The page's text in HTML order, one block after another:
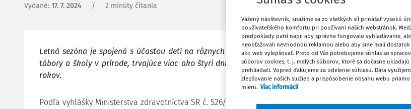
Vydané: 17. 7. 2024 / 2 minúty čítania
Letná sezóna je spojená s účasťou detí na rôznych zotavovacích podujatiach, ako sú letné
tábory a školy v prírode, trvajúce viac ako štyri dni s účasťou minimálne piatich detí do 18
rokov.
Podľa vyhlášky Ministerstva zdravotníctva SR č. 526/2007 Z. z. deti môžu byť prijaté na takéto
Vážený návštevník, snažíme sa zo všetkých síl prinášať vysokú
používateľského komfortu pri používaní našich webstránok.
predpoklady patrí napr. aby správne fungovalo vyhľadávanie,
neobťažovali nevhodnou reklamou alebo aby sme mali
ako web vylepšovať. Preto od Vás potrebujeme súhlas so
súborov cookies, t. j. malých súborov, ktoré sa dočasne ukladajú
prehliadači. Vopred ďakujeme za udelenie súhlasu. Dáta
zlepšovanie našich služieb a prispôsobenie obsahu webu priamo
mieru. Viac informácií